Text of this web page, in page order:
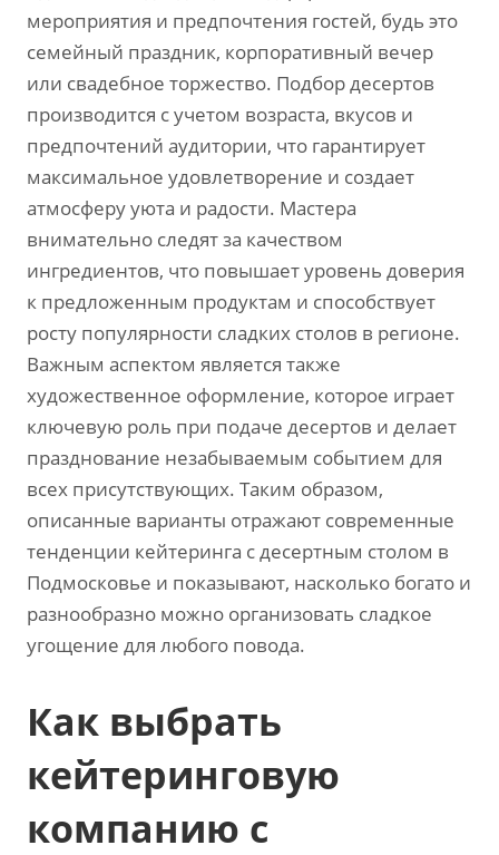
мероприятия и предпочтения гостей‚ будь это
семейный праздник‚ корпоративный вечер
или свадебное торжество. Подбор десертов
производится с учетом возраста‚ вкусов и
предпочтений аудитории‚ что гарантирует
максимальное удовлетворение и создает
атмосферу уюта и радости. Мастера
внимательно следят за качеством
ингредиентов‚ что повышает уровень доверия
к предложенным продуктам и способствует
росту популярности сладких столов в регионе.
Важным аспектом является также
художественное оформление‚ которое играет
ключевую роль при подаче десертов и делает
празднование незабываемым событием для
всех присутствующих. Таким образом‚
описанные варианты отражают современные
тенденции кейтеринга с десертным столом в
Подмосковье и показывают‚ насколько богато и
разнообразно можно организовать сладкое
угощение для любого повода.
Как выбрать
кейтеринговую
компанию с